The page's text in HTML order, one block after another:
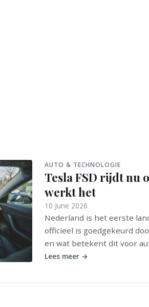
AUTO & TECHNOLOGIE
Tesla FSD rijdt nu
werkt het
10 June 2026
Nederland is het eerste
officieel is goedgekeurd
en wat betekent dit voor
Lees meer →